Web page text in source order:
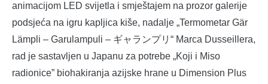
animacijom LED svijetla i smještajem na prozor galerije
podsjeća na igru kapljica kiše, nadalje „Termometar Gär
Lämpli – Garulampuli – ギャランプリ“ Marca Dusseillera,
rad je sastavljen u Japanu za potrebe „Koji i Miso
radionice” biohakiranja azijske hrane u Dimension Plus